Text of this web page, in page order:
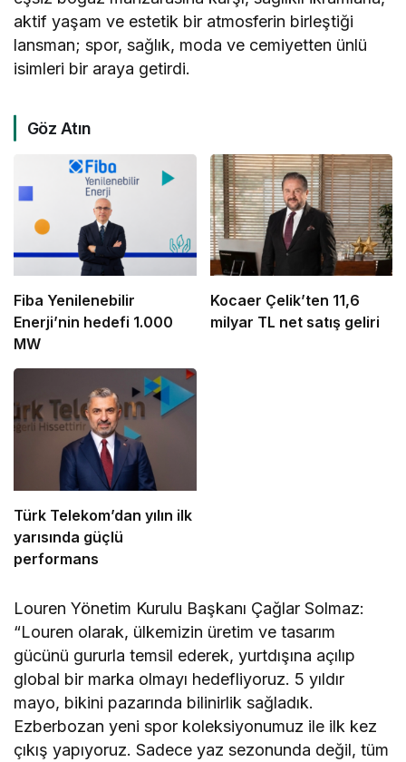
aktif yaşam ve estetik bir atmosferin birleştiği
lansman; spor, sağlık, moda ve cemiyetten ünlü
isimleri bir araya getirdi.
Göz Atın
Fiba Yenilenebilir
Enerji’nin hedefi 1.000
MW
Kocaer Çelik’ten 11,6
milyar TL net satış geliri
Türk Telekom’dan yılın ilk
yarısında güçlü
performans
Louren Yönetim Kurulu Başkanı Çağlar Solmaz:
“Louren olarak, ülkemizin üretim ve tasarım
gücünü gururla temsil ederek, yurtdışına açılıp
global bir marka olmayı hedefliyoruz. 5 yıldır
mayo, bikini pazarında bilinirlik sağladık.
Ezberbozan yeni spor koleksiyonumuz ile ilk kez
çıkış yapıyoruz. Sadece yaz sezonunda değil, tüm